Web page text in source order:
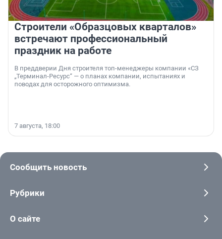
Строители «Образцовых кварталов»
встречают профессиональный
праздник на работе
В преддверии Дня строителя топ-менеджеры компании «СЗ
„Терминал-Ресурс“ — о планах компании, испытаниях и
поводах для осторожного оптимизма.
7 августа, 18:00
Сообщить новость
Рубрики
О сайте